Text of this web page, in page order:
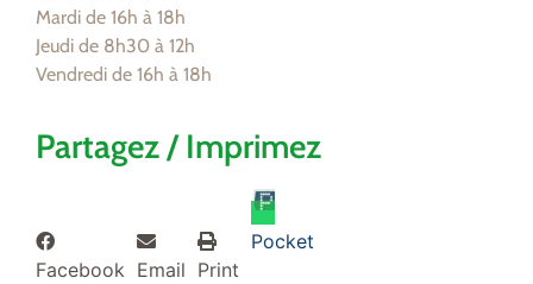
Mardi de 16h à 18h
Jeudi de 8h30 à 12h
Vendredi de 16h à 18h
Partagez / Imprimez
Facebook Email Print
Pocket